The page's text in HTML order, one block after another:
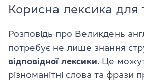
Корисна лексика для
Розповідь про Великдень
потребує не лише знання
відповідної лексики . Це
різноманітні слова та фрази